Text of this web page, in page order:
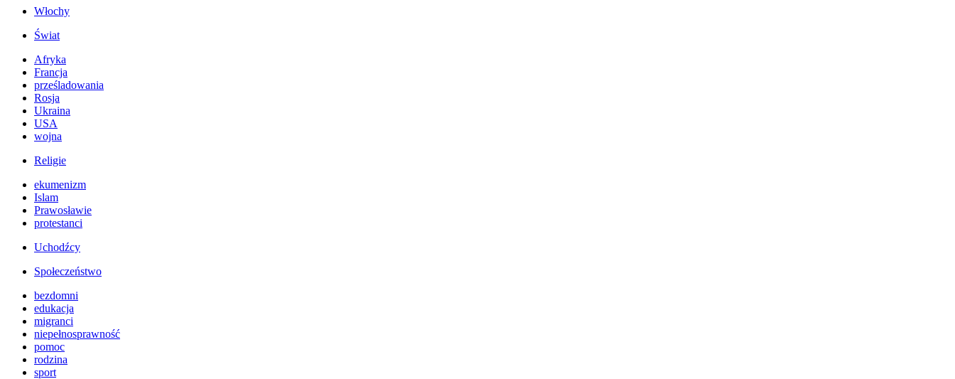
Włochy
Świat
Afryka
Francja
prześladowania
Rosja
Ukraina
USA
wojna
Religie
ekumenizm
Islam
Prawosławie
protestanci
Uchodźcy
Społeczeństwo
bezdomni
edukacja
migranci
niepełnosprawność
pomoc
rodzina
sport